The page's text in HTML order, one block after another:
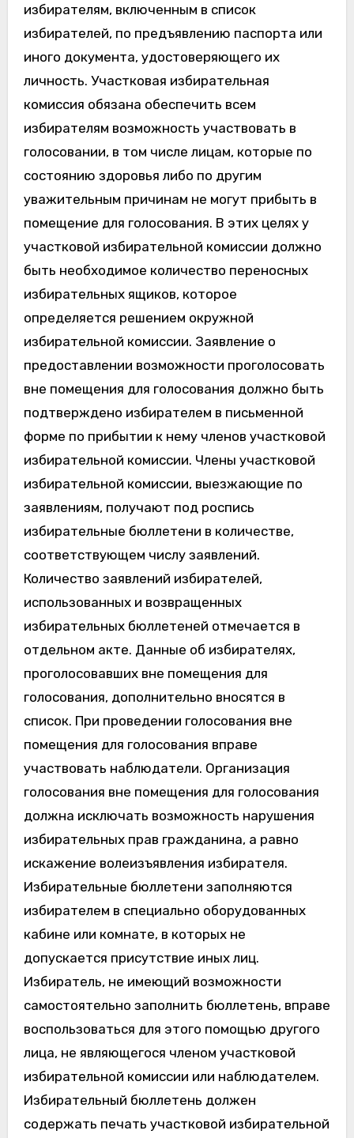
избирателям, включенным в список
избирателей, по предъявлению паспорта или
иного документа, удостоверяющего их
личность. Участковая избирательная
комиссия обязана обеспечить всем
избирателям возможность участвовать в
голосовании, в том числе лицам, которые по
состоянию здоровья либо по другим
уважительным причинам не могут прибыть в
помещение для голосования. В этих целях у
участковой избирательной комиссии должно
быть необходимое количество переносных
избирательных ящиков, которое
определяется решением окружной
избирательной комиссии. Заявление о
предоставлении возможности проголосовать
вне помещения для голосования должно быть
подтверждено избирателем в письменной
форме по прибытии к нему членов участковой
избирательной комиссии. Члены участковой
избирательной комиссии, выезжающие по
заявлениям, получают под роспись
избирательные бюллетени в количестве,
соответствующем числу заявлений.
Количество заявлений избирателей,
использованных и возвращенных
избирательных бюллетеней отмечается в
отдельном акте. Данные об избирателях,
проголосовавших вне помещения для
голосования, дополнительно вносятся в
список. При проведении голосования вне
помещения для голосования вправе
участвовать наблюдатели. Организация
голосования вне помещения для голосования
должна исключать возможность нарушения
избирательных прав гражданина, а равно
искажение волеизъявления избирателя.
Избирательные бюллетени заполняются
избирателем в специально оборудованных
кабине или комнате, в которых не
допускается присутствие иных лиц.
Избиратель, не имеющий возможности
самостоятельно заполнить бюллетень, вправе
воспользоваться для этого помощью другого
лица, не являющегося членом участковой
избирательной комиссии или наблюдателем.
Избирательный бюллетень должен
содержать печать участковой избирательной